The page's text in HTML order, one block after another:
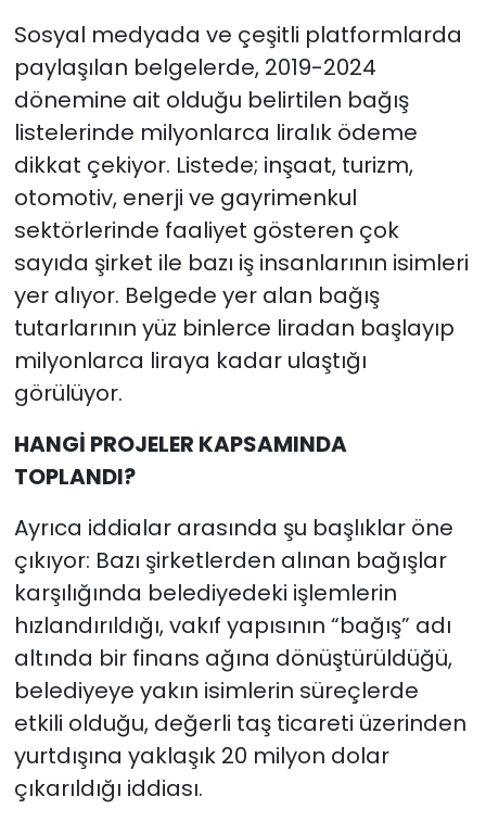
Sosyal medyada ve çeşitli platformlarda
paylaşılan belgelerde, 2019-2024
dönemine ait olduğu belirtilen bağış
listelerinde milyonlarca liralık ödeme
dikkat çekiyor. Listede; inşaat, turizm,
otomotiv, enerji ve gayrimenkul
sektörlerinde faaliyet gösteren çok
sayıda şirket ile bazı iş insanlarının isimleri
yer alıyor. Belgede yer alan bağış
tutarlarının yüz binlerce liradan başlayıp
milyonlarca liraya kadar ulaştığı
görülüyor.
HANGİ PROJELER KAPSAMINDA
TOPLANDI?
Ayrıca iddialar arasında şu başlıklar öne
çıkıyor: Bazı şirketlerden alınan bağışlar
karşılığında belediyedeki işlemlerin
hızlandırıldığı, vakıf yapısının “bağış” adı
altında bir finans ağına dönüştürüldüğü,
belediyeye yakın isimlerin süreçlerde
etkili olduğu, değerli taş ticareti üzerinden
yurtdışına yaklaşık 20 milyon dolar
çıkarıldığı iddiası.